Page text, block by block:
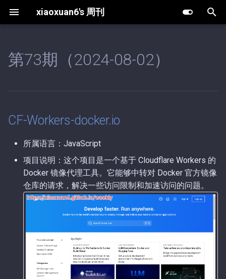
xiaoxuan6's 周刊
入
以
搜
CF-Workers-docker.io
第63期（2025-12-30）.md
第61期（2025-12-19）.md
第60期（2025-12-18）.md
第59期（2025-12-16）.md
第58期（2025-12-13）.md
第57期（2025-11-18）.md
第56期（2025-11-17）.md
第55期（2025-11-16）.md
第10期（2026-08-02）.md
第8期（2026-05-13）.md
第7期（2026-04-27）.md
第6期（2026-04-03）.md
第5期（2026-03-15）.md
第4期（2026-01-08）.md
第3期（2026-01-05）.md
第2期（2026-01-04）.md
第73期（2024-08-02）
CF-Workers-docker.io
所属语言：JavaScript
项目说明：这个项目是一个基于 Cloudflare Workers 的
Docker 镜像代理工具。它能够中转对 Docker 官方镜像
仓库的请求，解决一些访问限制和加速访问的问题。